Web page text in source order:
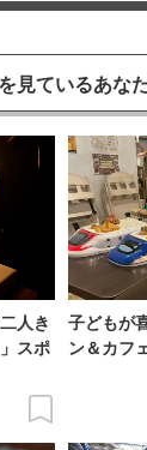
見ているあな
人き
スポ
子どもが
ン＆カフ